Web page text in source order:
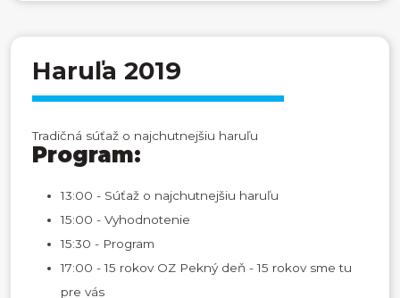
Haruľa 2019
Tradičná súťaž o najchutnejšiu haruľu
Program:
13:00 - Súťaž o najchutnejšiu haruľu
15:00 - Vyhodnotenie
15:30 - Program
17:00 - 15 rokov OZ Pekný deň - 15 rokov sme tu
pre vás